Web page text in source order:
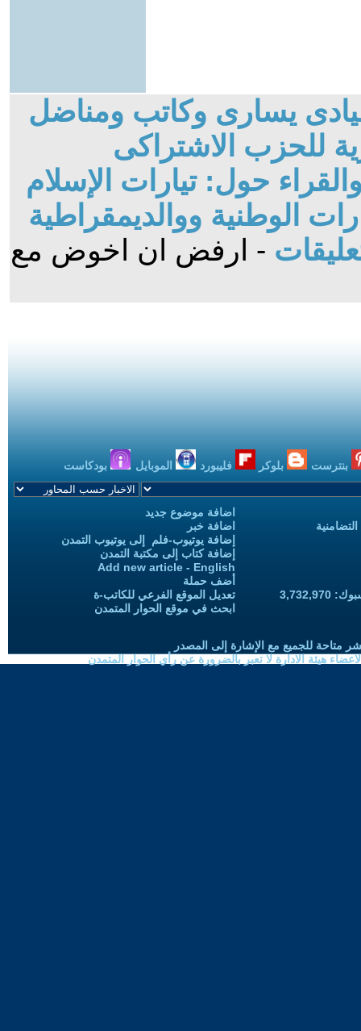
يسارى وكاتب ومناضل
للحزب الاشتراكى
حول: تيارات الإسلام
الوطنية ووالديمقراطية
- ارفض ان اخوض مع
بنترست بلوكر فليبورد الموبايل بودكاست
اضافة موضوع جديد
اضافة خبر
إضافة يوتيوب-فلم إلى يوتيوب التمدن
إضافة كتاب إلى مكتبة التمدن
Add new article - English
أضف حملة
تعديل الموقع الفرعي للكاتب-ة
ابحث في موقع الحوار المتمدن
متاحة للجميع مع الإشارة إلى المصدر
هيئة الادارة لا تعبر بالضرورة عن رأي الحوار المتمدن